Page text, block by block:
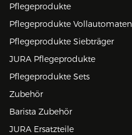
Pflegeprodukte
Pflegeprodukte Vollautomaten
Pflegeprodukte Siebträger
JURA Pflegeprodukte
Pflegeprodukte Sets
Zubehör
Barista Zubehör
JURA Ersatzteile